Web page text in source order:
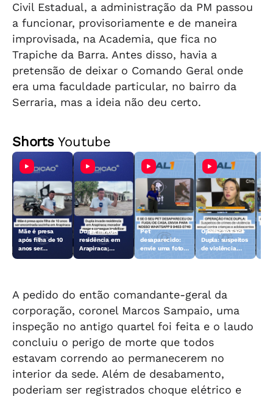
Civil Estadual, a administração da PM passou
a funcionar, provisoriamente e de maneira
improvisada, na Academia, que fica no
Trapiche da Barra. Antes disso, havia a
pretensão de deixar o Comando Geral onde
era uma faculdade particular, no bairro da
Serraria, mas a ideia não deu certo.
ShortsYoutube
Mãe é presa
após filha de 10
anos ser
Dupla invade
residência em
Arapiraca;
Pet
desaparecido:
envie uma foto
Operação Face
Dupla: suspeitos
de violência
A pedido do então comandante-geral da
corporação, coronel Marcos Sampaio, uma
inspeção no antigo quartel foi feita e o laudo
concluiu o perigo de morte que todos
estavam correndo ao permanecerem no
interior da sede. Além de desabamento,
poderiam ser registrados choque elétrico e